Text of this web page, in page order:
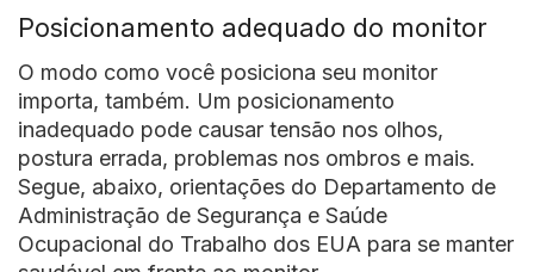
Posicionamento adequado do monitor
O modo como você posiciona seu monitor
importa, também. Um posicionamento
inadequado pode causar tensão nos olhos,
postura errada, problemas nos ombros e mais.
Segue, abaixo, orientações do Departamento de
Administração de Segurança e Saúde
Ocupacional do Trabalho dos EUA para se manter